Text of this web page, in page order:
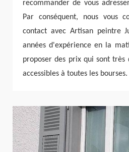
recommander de vous
Par conséquent, nous vous
contact avec Artisan peintre
années d'expérience en la
proposer des prix qui sont très
accessibles à toutes les bourses.